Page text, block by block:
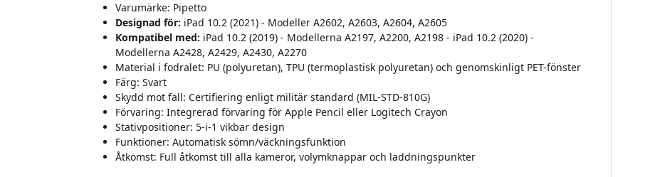
Varumärke: Pipetto
Designad för: iPad 10.2 (2021) - Modeller A2602, A2603, A2604, A2605
Kompatibel med: iPad 10.2 (2019) - Modellerna A2197, A2200, A2198 - iPad 10.2 (2020) -
Modellerna A2428, A2429, A2430, A2270
Material i fodralet: PU (polyuretan), TPU (termoplastisk polyuretan) och genomskinligt PET-fönster
Färg: Svart
Skydd mot fall: Certifiering enligt militär standard (MIL-STD-810G)
Förvaring: Integrerad förvaring för Apple Pencil eller Logitech Crayon
Stativpositioner: 5-i-1 vikbar design
Funktioner: Automatisk sömn/väckningsfunktion
Åtkomst: Full åtkomst till alla kameror, volymknappar och laddningspunkter